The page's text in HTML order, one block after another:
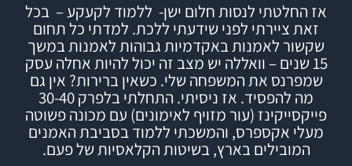
אז החלטתי לנסות חלום ישן- ללמוד לקעקע – בכל
זאת ציירתי לפני שידעתי ללכת. למדתי כל תחום
שקשור לאמנות באקדמיות גבוהות לאמנות במשך
15 שנים – וואללה יש מצב זה יכול להיות אחלה עסק
שמפרנס את המשפחה שלי. כשאין ברירות? אין גם
מה להפסיד. אז ניסיתי.
התחלתי בלפרק 30-40
פייקסייקינז (עור מזויף לאימונים) עם מכונה פשוטה
מעלי אקספרס, והמשכתי ללמודבסביבת האמנים
המובילים בארץ,בשיטות הקלאסיות של פעם.